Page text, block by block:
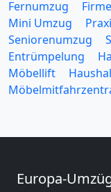
Fernumzug
Mini Umzug
Seniorenumzug
Entrümpelung
Möbellift
Europa-